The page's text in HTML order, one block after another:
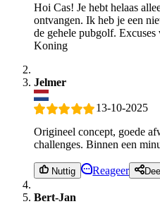
Hoi Cas! Je hebt helaas
ontvangen. Ik heb je een
de gehele pubgolf.
Koning
Jelmer
13-10-2025
Origineel concept, goede
challenges. Binnen een
Nuttig Reageer
Bert-Jan